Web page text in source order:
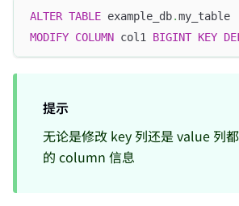
ALTER TABLE example_db.my_table
MODIFY COLUMN col1 BIGINT KEY
提示
无论是修改 key 列还是 value 列
的 column 信息